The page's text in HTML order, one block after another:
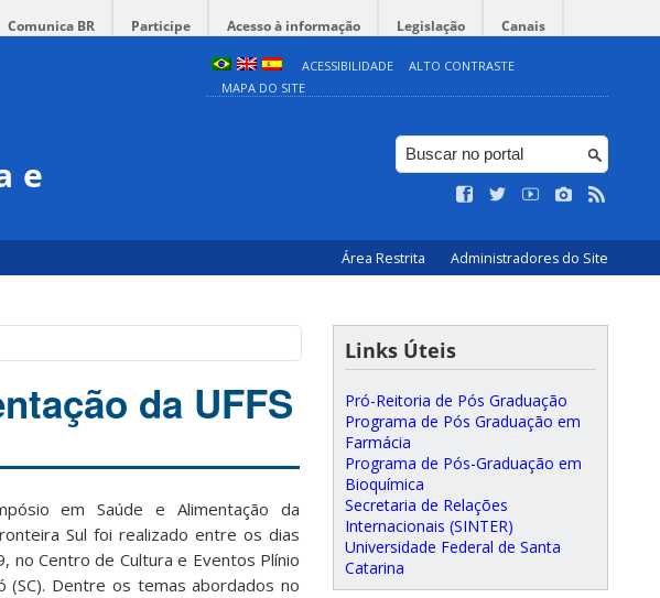
Comunica BR Participe Acesso à informação Legislação Canais
ACESSIBILIDADE
ALTO CONTRASTE
MAPA DO SITE
e
Área Restrita Administradores do Site
da UFFS
em Saúde e Alimentação da
Sul foi realizado entre os dias
no Centro de Cultura e Eventos Plínio
(SC). Dentre os temas abordados no
Links Úteis
Pró-Reitoria de Pós Graduação
Programa de Pós Graduação em
Farmácia
Programa de Pós-Graduação em
Bioquímica
Secretaria de Relações
Internacionais (SINTER)
Universidade Federal de Santa
Catarina